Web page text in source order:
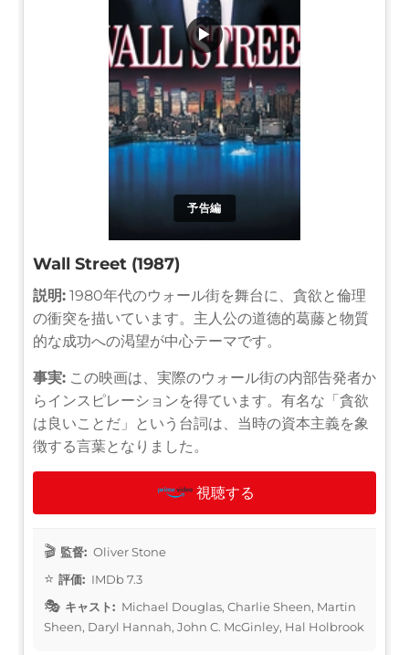
予告編
▶
Wall Street (1987)
説明: 1980年代のウォール街を舞台に、貪欲と倫理
の衝突を描いています。主人公の道德的葛藤と物質
的な成功への渇望が中心テーマです。
事実: この映画は、実際のウォール街の内部告発者か
らインスピレーションを得ています。有名な「貪欲
は良いことだ」という台詞は、当時の資本主義を象
徴する言葉となりました。
視聴する
監督: Oliver Stone
評価: IMDb 7.3
キャスト: Michael Douglas, Charlie Sheen, Martin
Sheen, Daryl Hannah, John C. McGinley, Hal Holbrook